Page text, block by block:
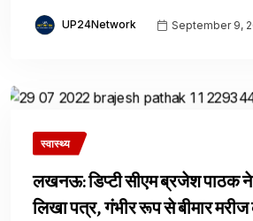
UP24Network September 9,
स्वास्थ्य
लखनऊ: डिप्टी सीएम ब्रजेश पाठक
लिखा पत्र, गंभीर रूप से बीमार